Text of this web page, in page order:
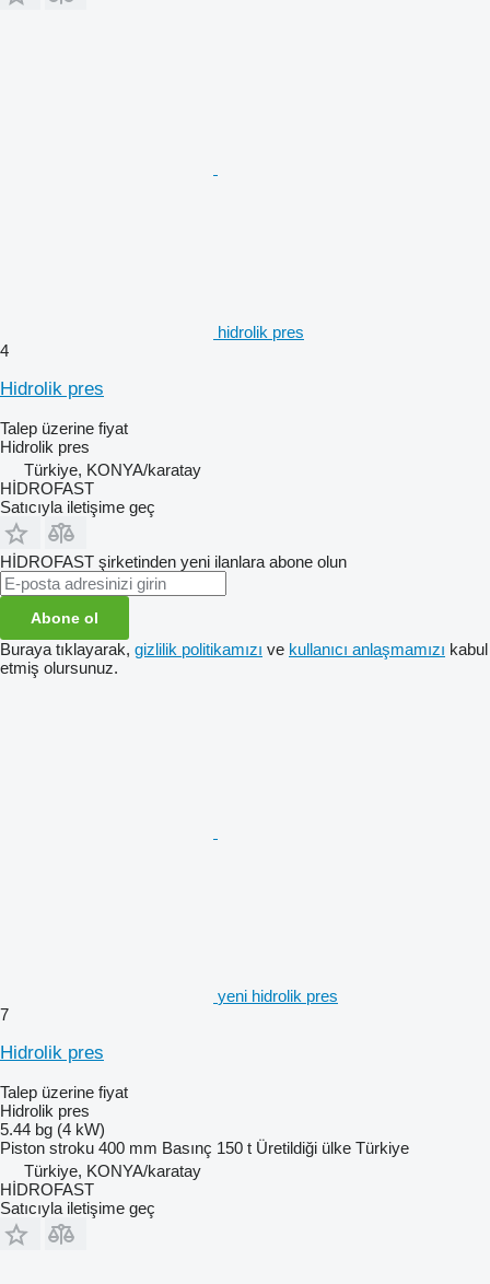
hidrolik pres
4
Hidrolik pres
Talep üzerine fiyat
Hidrolik pres
Türkiye, KONYA/karatay
HİDROFAST
Satıcıyla iletişime geç
HİDROFAST şirketinden yeni ilanlara abone olun
Abone ol
Buraya tıklayarak, gizlilik politikamızı ve kullanıcı anlaşmamızı kabul
etmiş olursunuz.
yeni hidrolik pres
7
Hidrolik pres
Talep üzerine fiyat
Hidrolik pres
5.44 bg (4 kW)
Piston stroku 400 mm Basınç 150 t Üretildiği ülke Türkiye
Türkiye, KONYA/karatay
HİDROFAST
Satıcıyla iletişime geç